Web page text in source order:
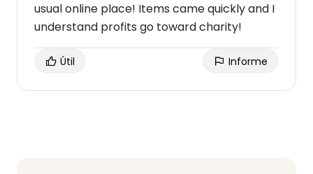
usual online place! Items came quickly and I
understand profits go toward charity!
Útil Informe